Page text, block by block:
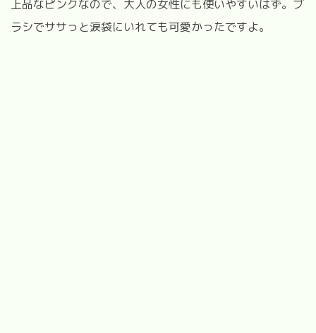
上品なピンクなので、大人の女性にも使いやすいはず。ブ
ラシでササっと涙袋にいれても可愛かったですよ。